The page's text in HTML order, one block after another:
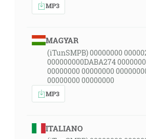
MP3
MAGYAR
(iTunSMPB) 00000000
000000000DABA274
00000000 00000000
00000000 00000000
MP3
ITALIANO